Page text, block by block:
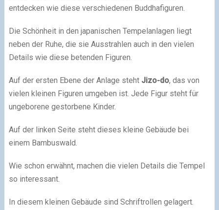
entdecken wie diese verschiedenen Buddhafiguren.
Die Schönheit in den japanischen Tempelanlagen liegt
neben der Ruhe, die sie Ausstrahlen auch in den vielen
Details wie diese betenden Figuren.
Auf der ersten Ebene der Anlage steht Jizo-do, das von
vielen kleinen Figuren umgeben ist. Jede Figur steht für
ungeborene gestorbene Kinder.
Auf der linken Seite steht dieses kleine Gebäude bei
einem Bambuswald.
Wie schon erwähnt, machen die vielen Details die Tempel
so interessant.
In diesem kleinen Gebäude sind Schriftrollen gelagert.